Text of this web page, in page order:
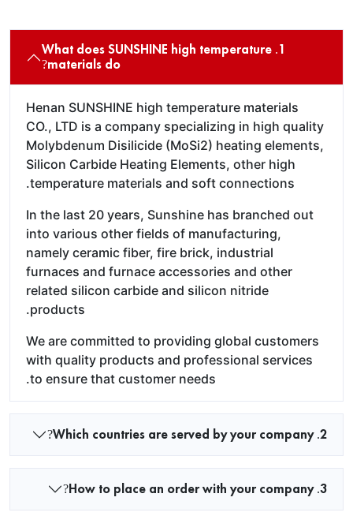
1. What does SUNSHINE high temperature
materials do?
Henan SUNSHINE high temperature materials
CO., LTD is a company specializing in high quality
Molybdenum Disilicide (MoSi2) heating elements,
Silicon Carbide Heating Elements, other high
temperature materials and soft connections.
In the last 20 years, Sunshine has branched out
into various other fields of manufacturing,
namely ceramic fiber, fire brick, industrial
furnaces and furnace accessories and other
related silicon carbide and silicon nitride
products.
We are committed to providing global customers
with quality products and professional services
to ensure that customer needs.
2. Which countries are served by your company?
3. How to place an order with your company?